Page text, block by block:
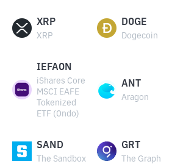
XRP
XRP
DOGE
Dogecoin
IEFAON
iShares Core
MSCI EAFE
Tokenized
ETF (Ondo)
ANT
Aragon
SAND
The Sandbox
GRT
The Graph